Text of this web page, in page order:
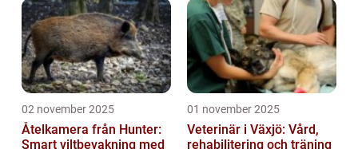
02 november 2025
Åtelkamera från Hunter:
Smart viltbevakning med
01 november 2025
Veterinär i Växjö: Vård,
rehabilitering och träning